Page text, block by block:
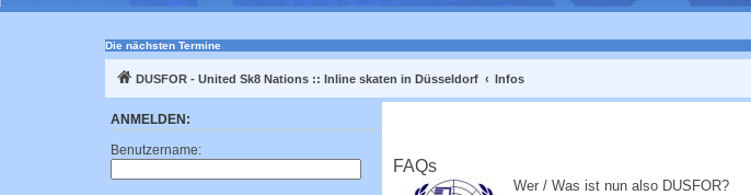
Die nächsten Termine
DUSFOR - United Sk8 Nations :: Inline skaten in Düsseldorf Infos
ANMELDEN:
Benutzername:
FAQs
Wer / Was ist nun also DUSFOR?